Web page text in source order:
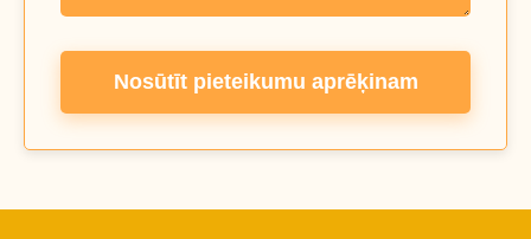
Nosūtīt pieteikumu aprēķinam